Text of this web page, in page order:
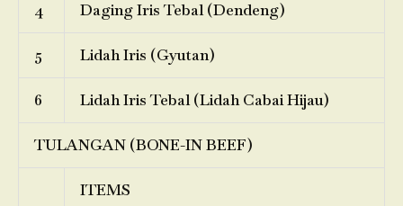
4 Daging Iris Tebal (Dendeng)
5 Lidah Iris (Gyutan)
6 Lidah Iris Tebal (Lidah Cabai Hijau)
TULANGAN (BONE-IN BEEF)
ITEMS